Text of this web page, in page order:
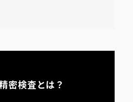
医院案内・アクセス
密検査とは？